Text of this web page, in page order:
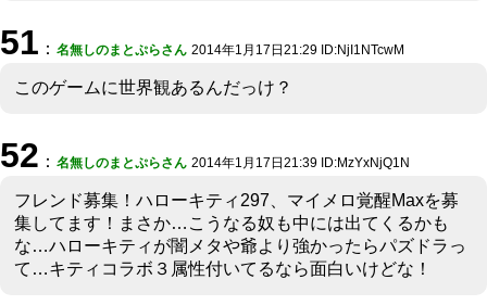
51 ： 名無しのまとぷらさん 2014年1月17日21:29 ID:NjI1NTcwM
このゲームに世界観あるんだっけ？
52 ： 名無しのまとぷらさん 2014年1月17日21:39 ID:MzYxNjQ1N
フレンド募集！ハローキティ297、マイメロ覚醒Maxを募
集してます！まさか…こうなる奴も中には出てくるかも
な…ハローキティが闇メタや爺より強かったらパズドラっ
て…キティコラボ３属性付いてるなら面白いけどな！